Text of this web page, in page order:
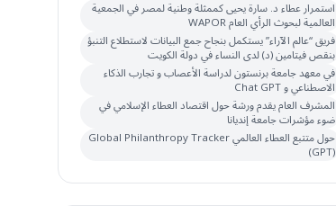
استمرار عطاء د. سارة يحيى كممثلة وطنية لمصر في الجمعية
العالمية لبحوث الرأي العام WAPOR
فريق “عالم الآراء” يستكمل بنجاح جمع البيانات لاستطلاع التنبؤ
بنقص فيتامين (د) لدى النساء في دولة الكويت
في معهد جامعة برنستون لدراسة الأعصاب و تجارب الذكاء
الاصطناعي و Chat GPT
المشرف العام يقدم ورشة حول اقتصاد العطاء الإسلامي في
ضوء مؤشرات جامعة إنديانا
حول متتبع العطاء العالمي Global Philanthropy Tracker
(GPT)